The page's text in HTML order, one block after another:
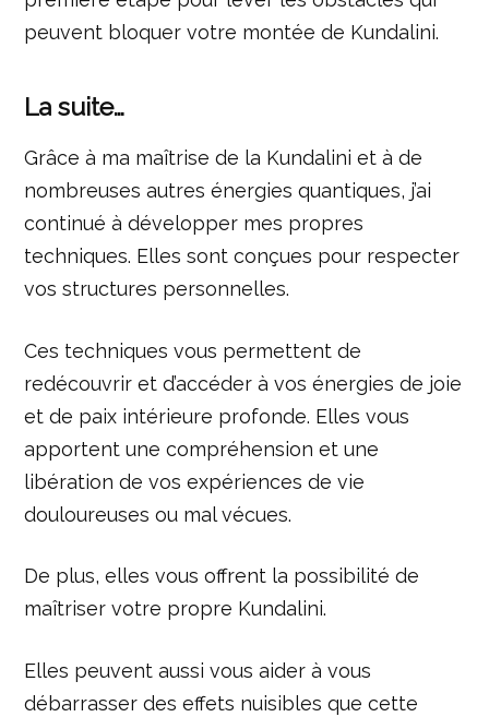
peuvent bloquer votre montée de Kundalini.
La suite…
Grâce à ma maîtrise de la Kundalini et à de
nombreuses autres énergies quantiques, j’ai
continué à développer mes propres
techniques. Elles sont conçues pour respecter
vos structures personnelles.
Ces techniques vous permettent de
redécouvrir et d’accéder à vos énergies de joie
et de paix intérieure profonde. Elles vous
apportent une compréhension et une
libération de vos expériences de vie
douloureuses ou mal vécues.
De plus, elles vous offrent la possibilité de
maîtriser votre propre Kundalini.
Elles peuvent aussi vous aider à vous
débarrasser des effets nuisibles que cette